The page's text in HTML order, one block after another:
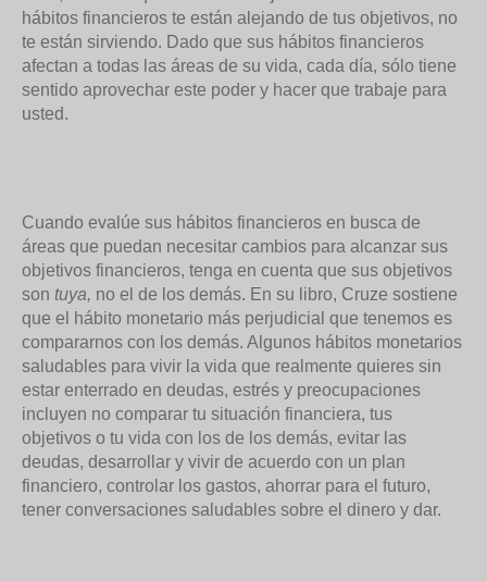
hábitos financieros te están alejando de tus objetivos, no
te están sirviendo. Dado que sus hábitos financieros
afectan a todas las áreas de su vida, cada día, sólo tiene
sentido aprovechar este poder y hacer que trabaje para
usted.
Cuando evalúe sus hábitos financieros en busca de
áreas que puedan necesitar cambios para alcanzar sus
objetivos financieros, tenga en cuenta que sus objetivos
son tuya, no el de los demás. En su libro, Cruze sostiene
que el hábito monetario más perjudicial que tenemos es
compararnos con los demás. Algunos hábitos monetarios
saludables para vivir la vida que realmente quieres sin
estar enterrado en deudas, estrés y preocupaciones
incluyen no comparar tu situación financiera, tus
objetivos o tu vida con los de los demás, evitar las
deudas, desarrollar y vivir de acuerdo con un plan
financiero, controlar los gastos, ahorrar para el futuro,
tener conversaciones saludables sobre el dinero y dar.